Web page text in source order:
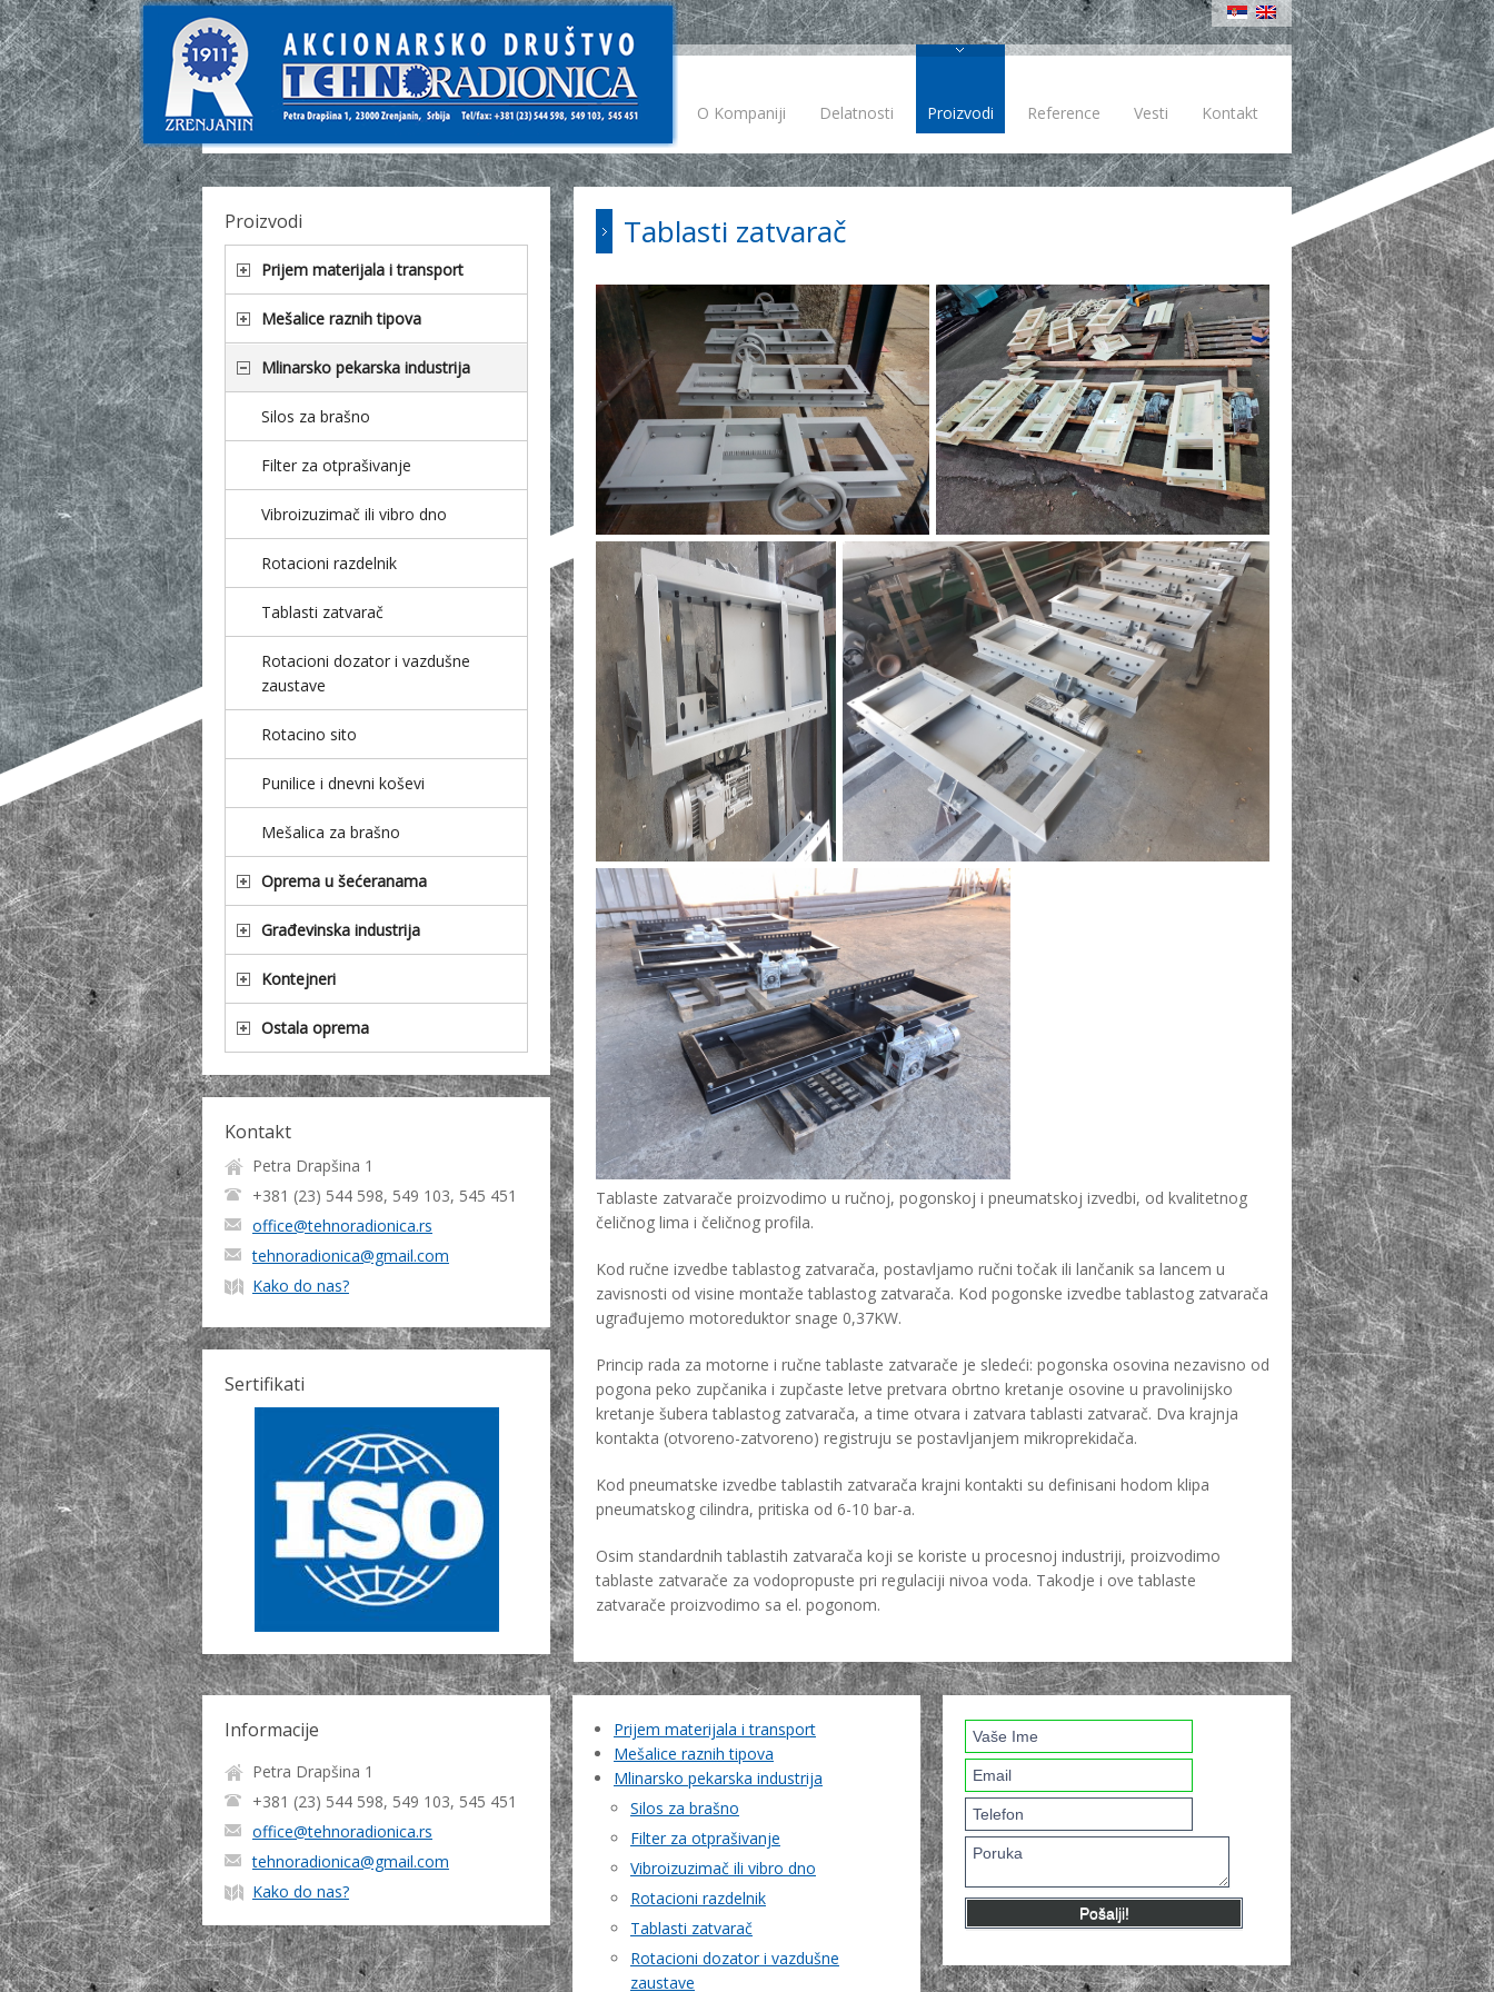
O Kompaniji Delatnosti Proizvodi Reference Vesti Kontakt
Tablasti zatvarač
Tablaste zatvarače proizvodimo u ručnoj, pogonskoj i pneumatskoj izvedbi, od kvalitetnog
čeličnog lima i čeličnog profila.
Kod ručne izvedbe tablastog zatvarača, postavljamo ručni točak ili lančanik sa lancem u
zavisnosti od visine montaže tablastog zatvarača. Kod pogonske izvedbe tablastog zatvarača
ugrađujemo motoreduktor snage 0,37KW.
Princip rada za motorne i ručne tablaste zatvarače je sledeći: pogonska osovina nezavisno od
pogona peko zupčanika i zupčaste letve pretvara obrtno kretanje osovine u pravolinijsko
kretanje šubera tablastog zatvarača, a time otvara i zatvara tablasti zatvarač. Dva krajnja
kontakta (otvoreno-zatvoreno) registruju se postavljanjem mikroprekidača.
Kod pneumatske izvedbe tablastih zatvarača krajni kontakti su definisani hodom klipa
pneumatskog cilindra, pritiska od 6-10 bar-a.
Osim standardnih tablastih zatvarača koji se koriste u procesnoj industriji, proizvodimo
tablaste zatvarače za vodopropuste pri regulaciji nivoa voda. Takodje i ove tablaste
zatvarače proizvodimo sa el. pogonom.
Proizvodi
Prijem materijala i transport
Mešalice raznih tipova
Mlinarsko pekarska industrija
Silos za brašno
Filter za otprašivanje
Vibroizuzimač ili vibro dno
Rotacioni razdelnik
Tablasti zatvarač
Rotacioni dozator i vazdušne
zaustave
Rotacino sito
Punilice i dnevni koševi
Mešalica za brašno
Oprema u šećeranama
Građevinska industrija
Kontejneri
Ostala oprema
Kontakt
Petra Drapšina 1
+381 (23) 544 598, 549 103, 545 451
office@tehnoradionica.rs
tehnoradionica@gmail.com
Kako do nas?
Sertifikati
Informacije
Petra Drapšina 1
+381 (23) 544 598, 549 103, 545 451
office@tehnoradionica.rs
tehnoradionica@gmail.com
Kako do nas?
Prijem materijala i transport
Mešalice raznih tipova
Mlinarsko pekarska industrija
Silos za brašno
Filter za otprašivanje
Vibroizuzimač ili vibro dno
Rotacioni razdelnik
Tablasti zatvarač
Rotacioni dozator i vazdušne
zaustave